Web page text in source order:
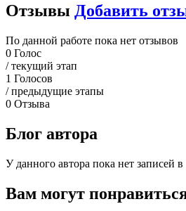
Отзывы Добавить
По данной работе пока нет отзывов
0 Голос
/ текущий этап
1 Голосов
/ предыдущие этапы
0 Отзыва
Блог автора
У данного автора пока нет записей в
Вам могут